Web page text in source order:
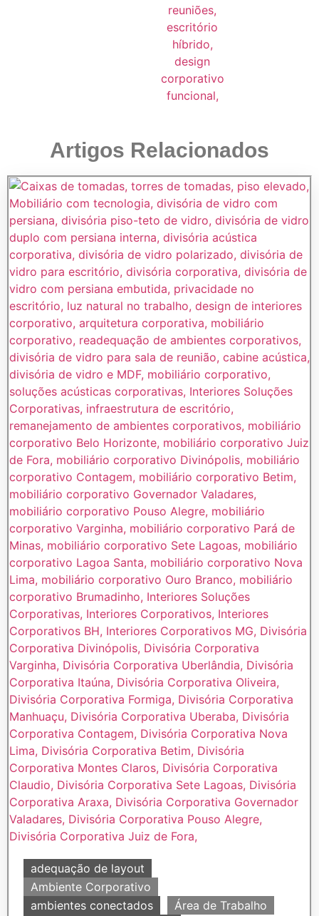
Artigos Relacionados
adequação de layout
Ambiente Corporativo
ambientes conectados
Área de Trabalho